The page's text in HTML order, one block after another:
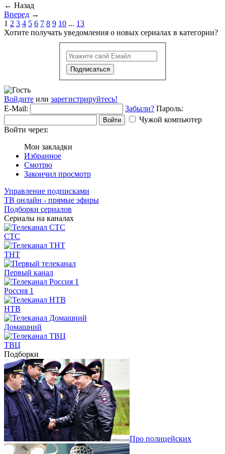
← Назад
Вперед →
1 2 3 4 5 6 7 8 9 10 ... 13
Хотите получать уведомления о новых сериалах в категории?
Подписаться
Войдите или зарегистрируйтесь!
E-Mail:
Забыли? Пароль:
Войти
Чужой компьютер
Войти через:
Мои закладки
Избранное
Смотрю
Закончил просмотр
Управление подписками
ТВ онлайн - прямые эфиры
Подборки сериалов
Сериалы на каналах
СТС
ТНТ
Первый канал
Россия 1
НТВ
Домашний
ТВЦ
Подборки
Про полицейских